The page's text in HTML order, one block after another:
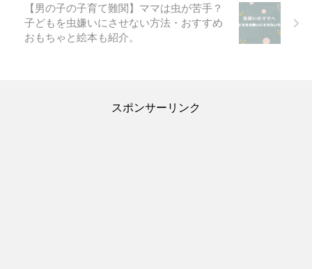
【男の子の子育て難関】ママは虫が苦手？
子どもを虫嫌いにさせない方法・おすすめ
おもちゃと絵本も紹介。
スポンサーリンク